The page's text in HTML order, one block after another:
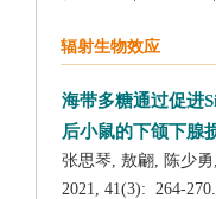
2021, 41(3): 264-270.